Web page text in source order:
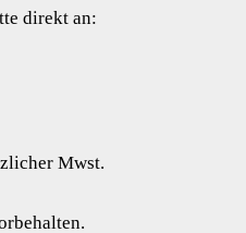
direkt an:
Mwst.